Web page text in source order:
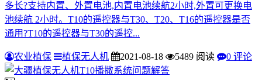
多长?支持内置、外置电池,内置电池续航2小时,外置可更换电
池续航 2小时。T10的遥控器与T30、T20、T16的遥控器是否
通用?T10的遥控器与T30的遥控...
农业植保 植保无人机 2021-08-18 5489 阅读 0 评论